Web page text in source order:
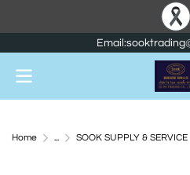
Home ... SOOK SUPPLY & SERVICE